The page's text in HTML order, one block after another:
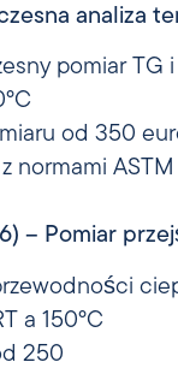
analiza
pomiar TG
od 350
normami ASTM
– Pomiar
a 150°C
250